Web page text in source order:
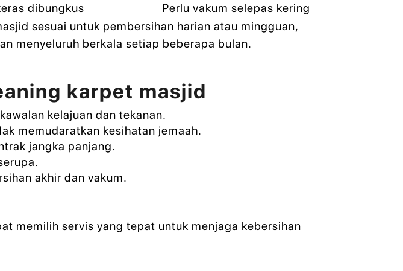
dibungkus
Perlu vakum selepas kering
sesuai untuk pembersihan harian atau mingguan,
menyeluruh berkala setiap beberapa bulan.
karpet masjid
kelajuan dan tekanan.
memudaratkan kesihatan jemaah.
jangka panjang.
akhir dan vakum.
memilih servis yang tepat untuk menjaga kebersihan